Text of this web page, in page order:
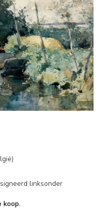
linksonder
koop.